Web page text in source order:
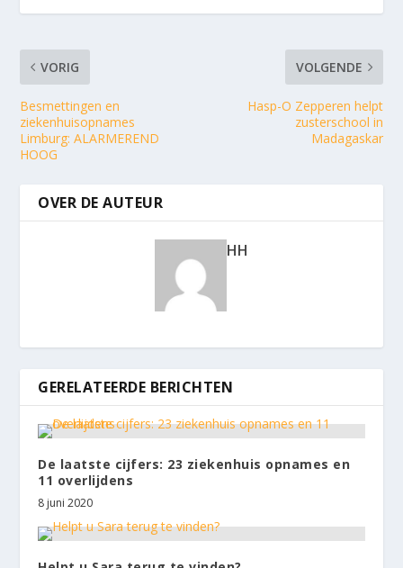
VORIG
Besmettingen en
ziekenhuisopnames
Limburg: ALARMEREND
HOOG
VOLGENDE
Hasp-O Zepperen helpt
zusterschool in
Madagaskar
OVER DE AUTEUR
HH
GERELATEERDE BERICHTEN
De laatste cijfers: 23 ziekenhuis opnames en
11 overlijdens
8 juni 2020